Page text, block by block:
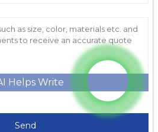
Helps Write
Send